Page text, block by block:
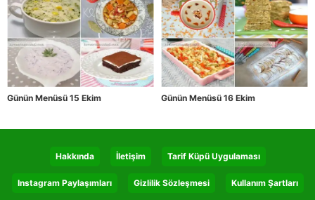
Günün Menüsü 15 Ekim Günün Menüsü 16 Ekim
Hakkında İletişim Tarif Küpü Uygulaması
Instagram Paylaşımları Gizlilik Sözleşmesi Kullanım Şartları